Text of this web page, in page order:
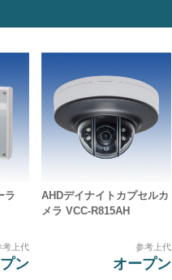
ラ
考上代
ン
AHDデイナイトカプセルカ
メラ VCC-R815AH
参考上代
オープン